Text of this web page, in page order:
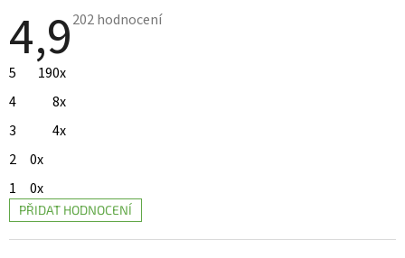
4,9Průměrné
202 hodnocení
5
190x
4
8x
3
4x
2
0x
1
0x
PŘIDAT HODNOCENÍ